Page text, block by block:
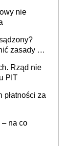
nie
zasady gry
Rząd nie
PIT
płatności za
– na co